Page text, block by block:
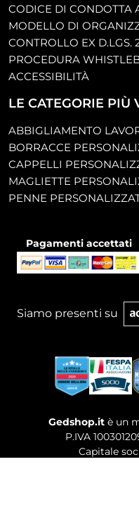
CODICE DI CONDOTTA
MODELLO DI
CONTROLLO EX D.LGS.
PROCEDURA
ACCESSIBILITÀ
LE CATEGORIE PIÙ
ABBIGLIAMENTO
BORRACCE
CAPPELLI
MAGLIETTE
PENNE
Pagamenti accettati
Siamo presenti su
Gedshop.it è un
P.IVA
Capitale